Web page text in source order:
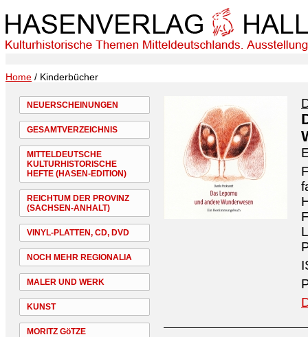
Home / Kinderbücher
NEUERSCHEINUNGEN
GESAMTVERZEICHNIS
MITTELDEUTSCHE
KULTURHISTORISCHE
HEFTE (HASEN-EDITION)
REICHTUM DER PROVINZ
(SACHSEN-ANHALT)
VINYL-PLATTEN, CD, DVD
NOCH MEHR REGIONALIA
MALER UND WERK
KUNST
MORITZ GöTZE